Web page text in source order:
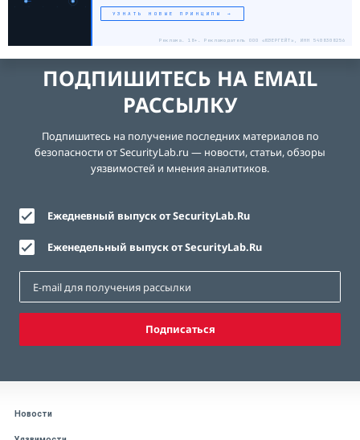
УЗНАТЬ НОВЫЕ ПРИНЦИПЫ →
Реклама. 18+. Рекламодатель ООО «ЮЗЕРГЕЙТ», ИНН 5408308256
ПОДПИШИТЕСЬ НА EMAIL
РАССЫЛКУ
Подпишитесь на получение последних материалов по
безопасности от SecurityLab.ru — новости, статьи, обзоры
уязвимостей и мнения аналитиков.
Ежедневный выпуск от SecurityLab.Ru
Еженедельный выпуск от SecurityLab.Ru
Подписаться
Новости